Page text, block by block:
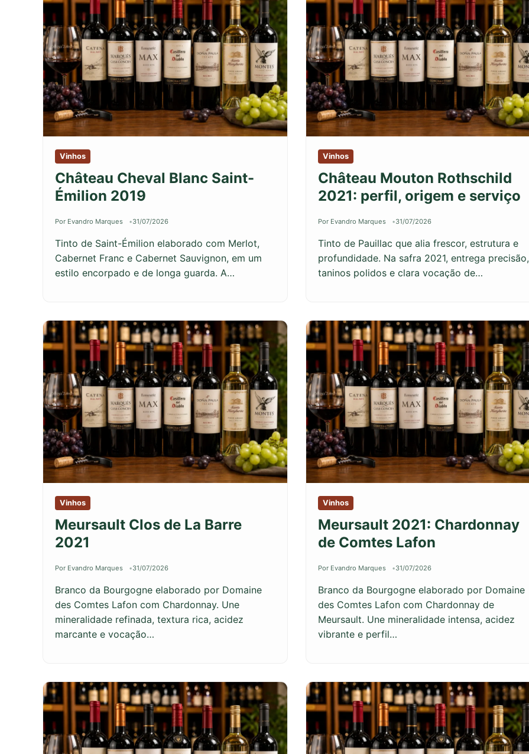
Vinhos
Château Cheval Blanc Saint-
Émilion 2019
Por Evandro Marques 31/07/2026
Tinto de Saint-Émilion elaborado com Merlot,
Cabernet Franc e Cabernet Sauvignon, em um
estilo encorpado e de longa guarda. A…
Vinhos
Château Mouton Rothschild
2021: perfil, origem e serviço
Por Evandro Marques 31/07/2026
Tinto de Pauillac que alia frescor, estrutura e
profundidade. Na safra 2021, entrega precisão,
taninos polidos e clara vocação de…
Vinhos
Meursault Clos de La Barre
2021
Por Evandro Marques 31/07/2026
Branco da Bourgogne elaborado por Domaine
des Comtes Lafon com Chardonnay. Une
mineralidade refinada, textura rica, acidez
marcante e vocação…
Vinhos
Meursault 2021: Chardonnay
de Comtes Lafon
Por Evandro Marques 31/07/2026
Branco da Bourgogne elaborado por Domaine
des Comtes Lafon com Chardonnay de
Meursault. Une mineralidade intensa, acidez
vibrante e perfil…